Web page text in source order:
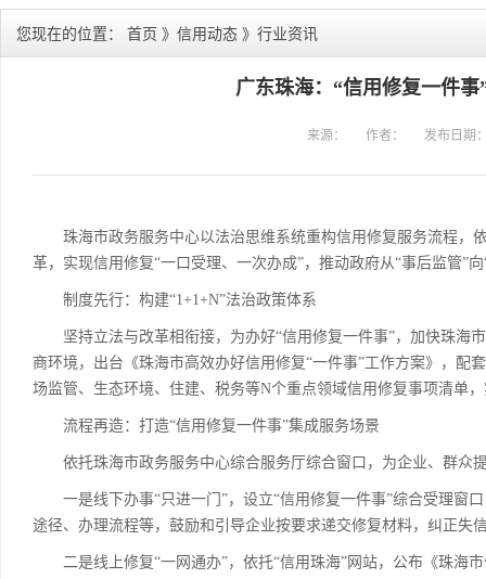
您现在的位置： 首页 》 信用动态 》 行业资讯
广东珠海：“信用修复一件
来源： 作者： 发布日期
珠海市政务服务中心以法治思维系统重构信用修复服务流程，
革，实现信用修复“一口受理、一次办成”，推动政府从“事后监管”
制度先行：构建“1+1+N”法治政策体系
坚持立法与改革相衔接，为办好“信用修复一件事”，加快珠海
商环境，出台《珠海市高效办好信用修复“一件事”工作方案》，配
场监管、生态环境、住建、税务等N个重点领域信用修复事项清单
流程再造：打造“信用修复一件事”集成服务场景
依托珠海市政务服务中心综合服务厅综合窗口，为企业、群众
一是线下办事“只进一门”，设立“信用修复一件事”综合受理窗
途径、办理流程等，鼓励和引导企业按要求递交修复材料，纠正失
二是线上修复“一网通办”，依托“信用珠海”网站，公布《珠海市